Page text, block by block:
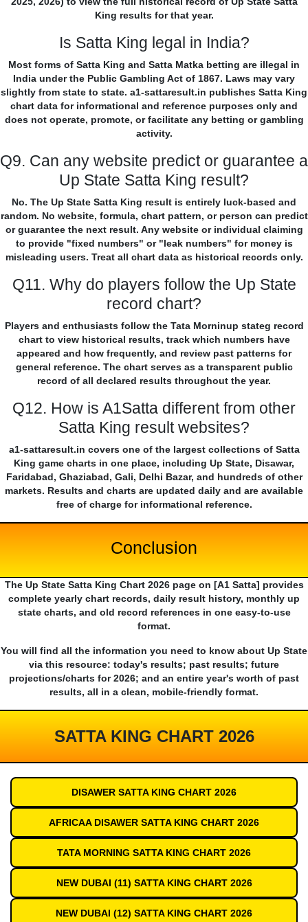
King results for that year.
Is Satta King legal in India?
Most forms of Satta King and Satta Matka betting are illegal in
India under the Public Gambling Act of 1867. Laws may vary
slightly from state to state. a1-sattaresult.in publishes Satta King
chart data for informational and reference purposes only and
does not operate, promote, or facilitate any betting or gambling
activity.
Q9. Can any website predict or guarantee a
Up State Satta King result?
No. The Up State Satta King result is entirely luck-based and
random. No website, formula, chart pattern, or person can predict
or guarantee the next result. Any website or individual claiming
to provide "fixed numbers" or "leak numbers" for money is
misleading users. Treat all chart data as historical records only.
Q11. Why do players follow the Up State
record chart?
Players and enthusiasts follow the Tata Morninup stateg record
chart to view historical results, track which numbers have
appeared and how frequently, and review past patterns for
general reference. The chart serves as a transparent public
record of all declared results throughout the year.
Q12. How is A1Satta different from other
Satta King result websites?
a1-sattaresult.in covers one of the largest collections of Satta
King game charts in one place, including Up State, Disawar,
Faridabad, Ghaziabad, Gali, Delhi Bazar, and hundreds of other
markets. Results and charts are updated daily and are available
free of charge for informational reference.
Conclusion
The Up State Satta King Chart 2026 page on [A1 Satta] provides
complete yearly chart records, daily result history, monthly up
state charts, and old record references in one easy-to-use
format.
You will find all the information you need to know about Up State
via this resource: today's results; past results; future
projections/charts for 2026; and an entire year's worth of past
results, all in a clean, mobile-friendly format.
SATTA KING CHART 2026
DISAWER SATTA KING CHART 2026
AFRICAA DISAWER SATTA KING CHART 2026
TATA MORNING SATTA KING CHART 2026
NEW DUBAI (11) SATTA KING CHART 2026
NEW DUBAI (12) SATTA KING CHART 2026